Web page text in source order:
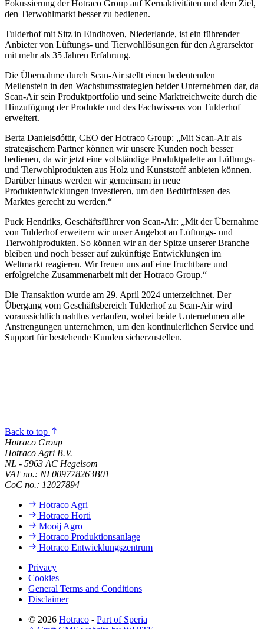
Fokussierung der Hotraco Group auf Kernaktivitäten und dem Ziel,
den Tierwohlmarkt besser zu bedienen.
Tulderhof mit Sitz in Eindhoven, Niederlande, ist ein führender
Anbieter von Lüftungs- und Tierwohllösungen für den Agrarsektor
mit mehr als 35 Jahren Erfahrung.
Die Übernahme durch Scan-Air stellt einen bedeutenden
Meilenstein in den Wachstumsstrategien beider Unternehmen dar, da
Scan-Air sein Produktportfolio und seine Marktreichweite durch die
Hinzufügung der Produkte und des Fachwissens von Tulderhof
erweitert.
Berta Danielsdóttir, CEO der Hotraco Group: „Mit Scan-Air als
strategischem Partner können wir unsere Kunden noch besser
bedienen, da wir jetzt eine vollständige Produktpalette an Lüftungs-
und Tierwohlprodukten aus Holz und Kunststoff anbieten können.
Darüber hinaus werden wir gemeinsam in neue
Produktentwicklungen investieren, um den Bedürfnissen des
Marktes gerecht zu werden.“
Puck Hendriks, Geschäftsführer von Scan-Air: „Mit der Übernahme
von Tulderhof erweitern wir unser Angebot an Lüftungs- und
Tierwohlprodukten. So können wir an der Spitze unserer Branche
bleiben und noch besser auf zukünftige Entwicklungen im
Weltmarkt reagieren. Wir freuen uns auf eine fruchtbare und
erfolgreiche Zusammenarbeit mit der Hotraco Group.“
Die Transaktion wurde am 29. April 2024 unterzeichnet. Der
Übergang vom Geschäftsbereich Tulderhof zu Scan-Air wird
voraussichtlich nahtlos verlaufen, wobei beide Unternehmen alle
Anstrengungen unternehmen, um den kontinuierlichen Service und
Support für bestehende Kunden sicherzustellen.
Back to top
Hotraco Group
Hotraco Agri B.V.
NL - 5963 AC Hegelsom
VAT no.: NL009778263B01
CoC no.: 12027894
Hotraco Agri
Hotraco Horti
Mooij Agro
Hotraco Produktionsanlage
Hotraco Entwicklungszentrum
Privacy
Cookies
General Terms and Conditions
Disclaimer
© 2026 Hotraco - Part of Speria